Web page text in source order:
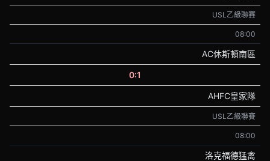
USL乙級聯賽
08:00
AC休斯頓南區
0:1
AHFC皇家隊
USL乙級聯賽
08:00
洛克福德猛禽